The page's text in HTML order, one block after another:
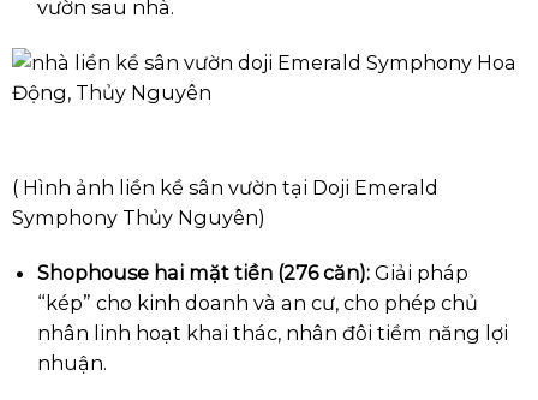
vườn sau nhà.
( Hình ảnh liền kề sân vườn tại Doji Emerald
Symphony Thủy Nguyên)
Shophouse hai mặt tiền (276 căn):Giải pháp
“kép” cho kinh doanh và an cư, cho phép chủ
nhân linh hoạt khai thác, nhân đôi tiềm năng lợi
nhuận.